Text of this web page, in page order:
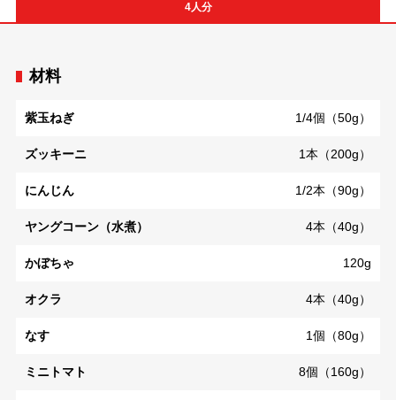
4人分
材料
紫玉ねぎ 1/4個（50g）
ズッキーニ 1本（200g）
にんじん 1/2本（90g）
ヤングコーン（水煮） 4本（40g）
かぼちゃ 120g
オクラ 4本（40g）
なす 1個（80g）
ミニトマト 8個（160g）